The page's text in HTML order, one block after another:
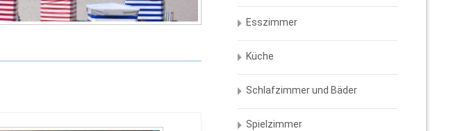
Esszimmer
Küche
Schlafzimmer und Bäder
Spielzimmer